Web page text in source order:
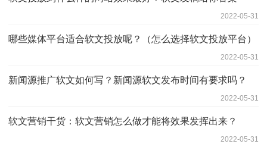
2022-05-31
哪些媒体平台适合软文投放呢？（怎么选择软文投放平台）
2022-05-31
新闻源推广软文如何写？新闻源软文发布时间有要求吗？
2022-05-31
软文营销干货：软文营销怎么做才能将效果发挥出来？
2022-05-31